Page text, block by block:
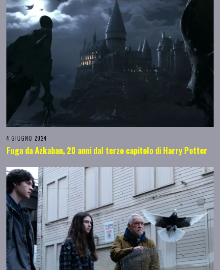
4 GIUGNO 2024
Fuga da Azkaban, 20 anni dal terzo capitolo di Harry Potter